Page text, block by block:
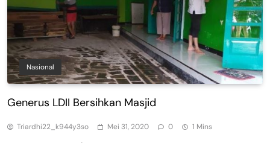
Nasional
Generus LDII Bersihkan Masjid
Triardhi22_k944y3so Mei 31, 2020 0 1 Mins